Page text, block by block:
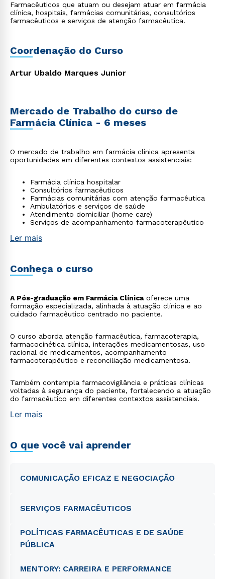
Farmacêuticos que atuam ou desejam atuar em farmácia
clínica, hospitais, farmácias comunitárias, consultórios
farmacêuticos e serviços de atenção farmacêutica.
Coordenação do Curso
Artur Ubaldo Marques Junior
Mercado de Trabalho do curso de
Farmácia Clínica - 6 meses
O mercado de trabalho em farmácia clínica apresenta
oportunidades em diferentes contextos assistenciais:
Farmácia clínica hospitalar
Consultórios farmacêuticos
Farmácias comunitárias com atenção farmacêutica
Ambulatórios e serviços de saúde
Atendimento domiciliar (home care)
Serviços de acompanhamento farmacoterapêutico
Ler mais
Conheça o curso
A Pós-graduação em Farmácia Clínicaoferece uma
formação especializada, alinhada à atuação clínica e ao
cuidado farmacêutico centrado no paciente.
O curso aborda atenção farmacêutica, farmacoterapia,
farmacocinética clínica, interações medicamentosas, uso
racional de medicamentos, acompanhamento
farmacoterapêutico e reconciliação medicamentosa.
Também contempla farmacovigilância e práticas clínicas
voltadas à segurança do paciente, fortalecendo a atuação
do farmacêutico em diferentes contextos assistenciais.
Ler mais
O que você vai aprender
COMUNICAÇÃO EFICAZ E NEGOCIAÇÃO
SERVIÇOS FARMACÊUTICOS
POLÍTICAS FARMACÊUTICAS E DE SAÚDE
PÚBLICA
MENTORY: CARREIRA E PERFORMANCE